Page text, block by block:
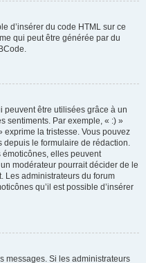
d’insérer du code HTML sur ce
qui peut être générée par du
peuvent être utilisées grâce à un
sentiments. Par exemple, « :) »
exprime la tristesse. Vous pouvez
depuis le formulaire de rédaction.
elles peuvent
modérateur pourrait décider de le
Les administrateurs du forum
qu’il est possible d’insérer
messages. Si les administrateurs